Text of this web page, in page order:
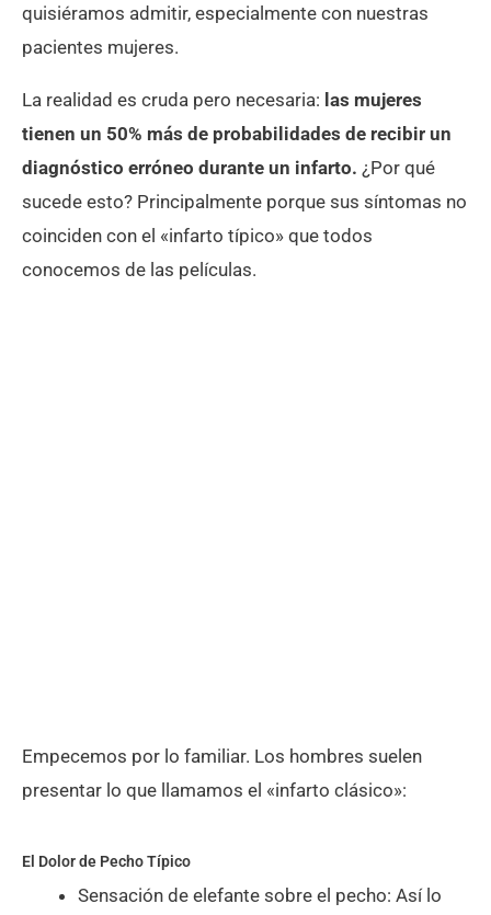
quisiéramos admitir, especialmente con nuestras
pacientes mujeres.
La realidad es cruda pero necesaria: las mujeres
tienen un 50% más de probabilidades de recibir un
diagnóstico erróneo durante un infarto. ¿Por qué
sucede esto? Principalmente porque sus síntomas no
coinciden con el «infarto típico» que todos
conocemos de las películas.
Empecemos por lo familiar. Los hombres suelen
presentar lo que llamamos el «infarto clásico»:
El Dolor de Pecho Típico
Sensación de elefante sobre el pecho: Así lo